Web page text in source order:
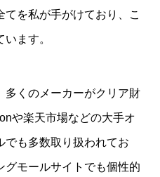
を私が手がけており、こ
ます。
多くのメーカーがクリア財
や楽天市場などの大手オ
でも多数取り扱われてお
グモールサイトでも個性的